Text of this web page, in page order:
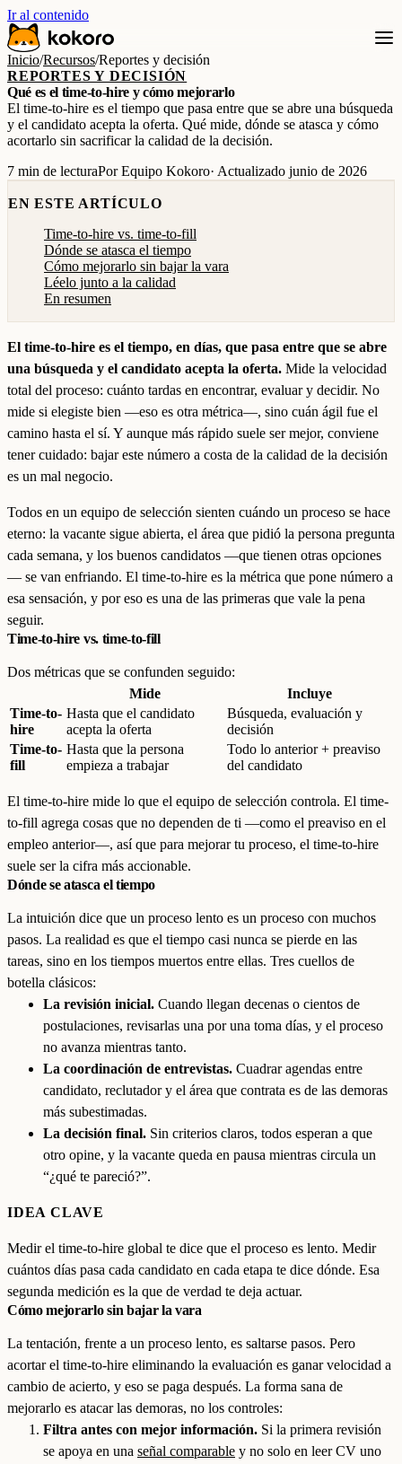
Ir al contenido
Inicio/Recursos/Reportes y decisión
REPORTES Y DECISIÓN
Qué es el time-to-hire y cómo mejorarlo
El time-to-hire es el tiempo que pasa entre que se abre una búsqueda
y el candidato acepta la oferta. Qué mide, dónde se atasca y cómo
acortarlo sin sacrificar la calidad de la decisión.
7 min de lecturaPor Equipo Kokoro· Actualizado junio de 2026
EN ESTE ARTÍCULO
Time-to-hire vs. time-to-fill
Dónde se atasca el tiempo
Cómo mejorarlo sin bajar la vara
Léelo junto a la calidad
En resumen
El time-to-hire es el tiempo, en días, que pasa entre que se abre
una búsqueda y el candidato acepta la oferta. Mide la velocidad
total del proceso: cuánto tardas en encontrar, evaluar y decidir. No
mide si elegiste bien —eso es otra métrica—, sino cuán ágil fue el
camino hasta el sí. Y aunque más rápido suele ser mejor, conviene
tener cuidado: bajar este número a costa de la calidad de la decisión
es un mal negocio.
Todos en un equipo de selección sienten cuándo un proceso se hace
eterno: la vacante sigue abierta, el área que pidió la persona pregunta
cada semana, y los buenos candidatos —que tienen otras opciones
— se van enfriando. El time-to-hire es la métrica que pone número a
esa sensación, y por eso es una de las primeras que vale la pena
seguir.
Time-to-hire vs. time-to-fill
Dos métricas que se confunden seguido:
Mide
Incluye
Time-to-
hire
Hasta que el candidato
acepta la oferta
Búsqueda, evaluación y
decisión
Time-to-
fill
Hasta que la persona
empieza a trabajar
Todo lo anterior + preaviso
del candidato
El time-to-hire mide lo que el equipo de selección controla. El time-
to-fill agrega cosas que no dependen de ti —como el preaviso en el
empleo anterior—, así que para mejorar tu proceso, el time-to-hire
suele ser la cifra más accionable.
Dónde se atasca el tiempo
La intuición dice que un proceso lento es un proceso con muchos
pasos. La realidad es que el tiempo casi nunca se pierde en las
tareas, sino en los tiempos muertos entre ellas. Tres cuellos de
botella clásicos:
La revisión inicial. Cuando llegan decenas o cientos de
postulaciones, revisarlas una por una toma días, y el proceso
no avanza mientras tanto.
La coordinación de entrevistas. Cuadrar agendas entre
candidato, reclutador y el área que contrata es de las demoras
más subestimadas.
La decisión final. Sin criterios claros, todos esperan a que
otro opine, y la vacante queda en pausa mientras circula un
“¿qué te pareció?”.
IDEA CLAVE
Medir el time-to-hire global te dice que el proceso es lento. Medir
cuántos días pasa cada candidato en cada etapa te dice dónde. Esa
segunda medición es la que de verdad te deja actuar.
Cómo mejorarlo sin bajar la vara
La tentación, frente a un proceso lento, es saltarse pasos. Pero
acortar el time-to-hire eliminando la evaluación es ganar velocidad a
cambio de acierto, y eso se paga después. La forma sana de
mejorarlo es atacar las demoras, no los controles:
Filtra antes con mejor información. Si la primera revisión
se apoya en una señal comparable y no solo en leer CV uno